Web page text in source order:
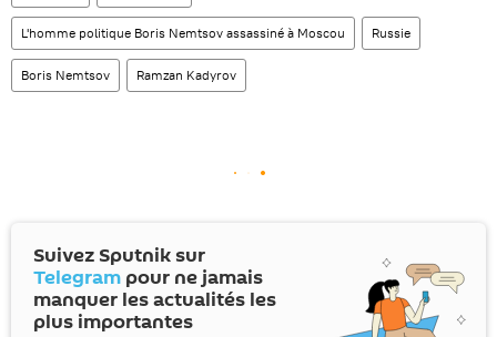
L'homme politique Boris Nemtsov assassiné à Moscou Russie
Boris Nemtsov Ramzan Kadyrov
Suivez Sputnik sur
Telegram pour ne jamais
manquer les actualités les
plus importantes